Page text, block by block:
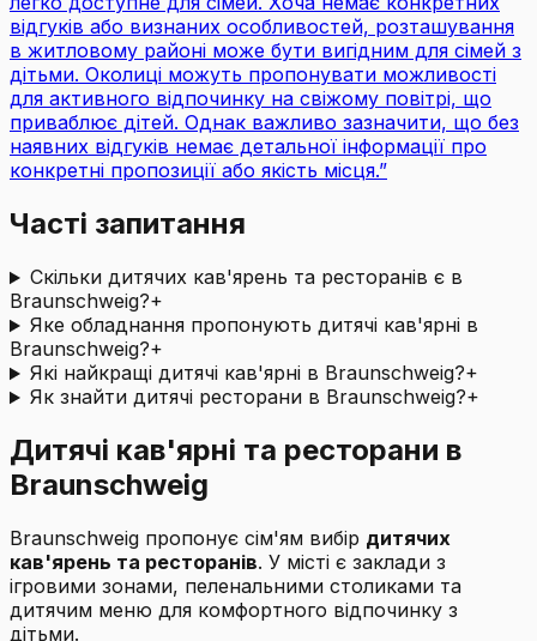
відгуків або визнаних особливостей, розташування
в житловому районі може бути вигідним для сімей з
дітьми. Околиці можуть пропонувати можливості
для активного відпочинку на свіжому повітрі, що
приваблює дітей. Однак важливо зазначити, що без
наявних відгуків немає детальної інформації про
конкретні пропозиції або якість місця.”
Часті запитання
Скільки дитячих кав'ярень та ресторанів є в
Braunschweig?+
Яке обладнання пропонують дитячі кав'ярні в
Braunschweig?+
Які найкращі дитячі кав'ярні в Braunschweig?+
Як знайти дитячі ресторани в Braunschweig?+
Дитячі кав'ярні та ресторани в
Braunschweig
Braunschweig пропонує сім'ям вибір дитячих
кав'ярень та ресторанів. У місті є заклади з
ігровими зонами, пеленальними столиками та
дитячим меню для комфортного відпочинку з
дітьми.